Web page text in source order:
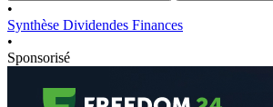
•
Synthèse Dividendes Finances
•
Sponsorisé